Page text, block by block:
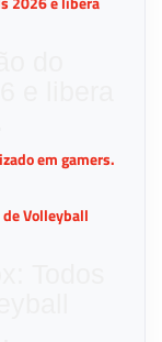
em gamers.